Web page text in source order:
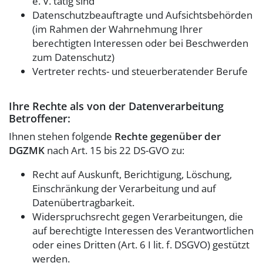
Datenschutzbeauftragte und Aufsichtsbehörden
(im Rahmen der Wahrnehmung Ihrer
berechtigten Interessen oder bei Beschwerden
zum Datenschutz)
Vertreter rechts- und steuerberatender Berufe
Ihre Rechte als von der Datenverarbeitung
Betroffener:
Ihnen stehen folgende Rechte gegenüber der
DGZMK nach Art. 15 bis 22 DS-GVO zu:
Recht auf Auskunft, Berichtigung, Löschung,
Einschränkung der Verarbeitung und auf
Datenübertragbarkeit.
Widerspruchsrecht gegen Verarbeitungen, die
auf berechtigte Interessen des Verantwortlichen
oder eines Dritten (Art. 6 I lit. f. DSGVO) gestützt
werden.